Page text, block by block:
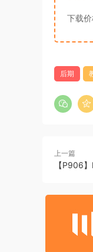
下载价
后期
上一篇
【P906